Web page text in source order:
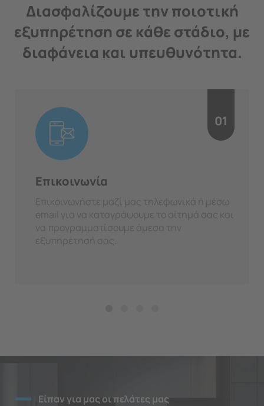
Διασφαλίζουμε την ποιοτική
εξυπηρέτηση σε κάθε στάδιο, με
διαφάνεια και υπευθυνότητα.
01
Επικοινωνία
Επικοινωνήστε μαζί μας τηλεφωνικά ή μέσω
email για να καταγράψουμε το αίτημά σας και
να προγραμματίσουμε άμεσα την
εξυπηρέτησή σας.
Είπαν για μας οι πελάτες μας